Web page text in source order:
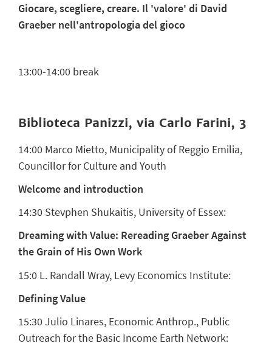
Giocare, scegliere, creare. Il 'valore' di David
Graeber nell'antropologia del gioco
13:00-14:00 break
Biblioteca Panizzi, via Carlo Farini, 3
14:00 Marco Mietto, Municipality of Reggio Emilia,
Councillor for Culture and Youth
Welcome and introduction
14:30 Stevphen Shukaitis, University of Essex:
Dreaming with Value: Rereading Graeber Against
the Grain of His Own Work
15:0 L. Randall Wray, Levy Economics Institute:
Defining Value
15:30Julio Linares, Economic Anthrop., Public
Outreach for the Basic Income Earth Network: